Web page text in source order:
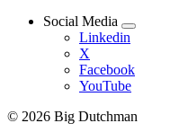
Social Media
Linkedin
X
Facebook
YouTube
© 2026 Big Dutchman